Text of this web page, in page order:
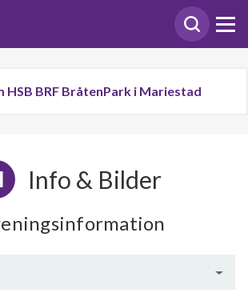
HSB BRF BråtenPark i Mariestad
Info & Bilder